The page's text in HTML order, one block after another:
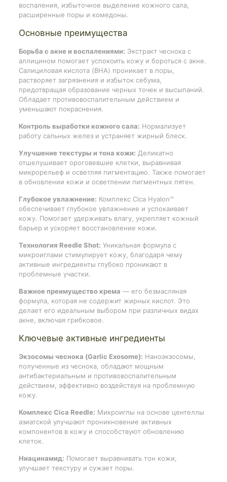
воспаления, избыточное выделение кожного сала,
расширенные поры и комедоны.
Основные преимущества
Борьба с акне и воспалениями: Экстракт чеснока с
аллицином помогает успокоить кожу и бороться с акне.
Салициловая кислота (BHA) проникает в поры,
растворяет загрязнения и избыток себума,
предотвращая образование черных точек и высыпаний.
Обладает противовоспалительным действием и
уменьшают покраснения.
Контроль выработки кожного сала: Нормализует
работу сальных желез и устраняет жирный блеск.
Улучшение текстуры и тона кожи: Деликатно
отшелушивает ороговевшие клетки, выравнивая
микрорельеф и осветляя пигментацию. Также помогает
в обновлении кожи и осветлении пигментных пятен.
Глубокое увлажнение: Комплекс Cica Hyalon™
обеспечивает глубокое увлажнение и успокаивает
кожу. Помогает удерживать влагу, укрепляет кожный
барьер и ускоряет восстановление кожи.
Технология Reedle Shot: Уникальная формула с
микроиглами стимулирует кожу, благодаря чему
активные ингредиенты глубоко проникают в
проблемные участки.
Важное преимущество крема — его безмасляная
формула, которая не содержит жирных кислот. Это
делает его идеальным выбором при различных видах
акне, включая грибковое.
Ключевые активные ингредиенты
Экзосомы чеснока (Garlic Exosome): Наноэкзосомы,
полученные из чеснока, обладают мощным
антибактериальным и противовоспалительным
действием, эффективно воздействуя на проблемную
кожу.
Комплекс Cica Reedle: Микроиглы на основе центеллы
азиатской улучшают проникновение активных
компонентов в кожу и способствуют обновлению
клеток.
Ниацинамид: Помогает выравнивать тон кожи,
улучшает текстуру и сужает поры.